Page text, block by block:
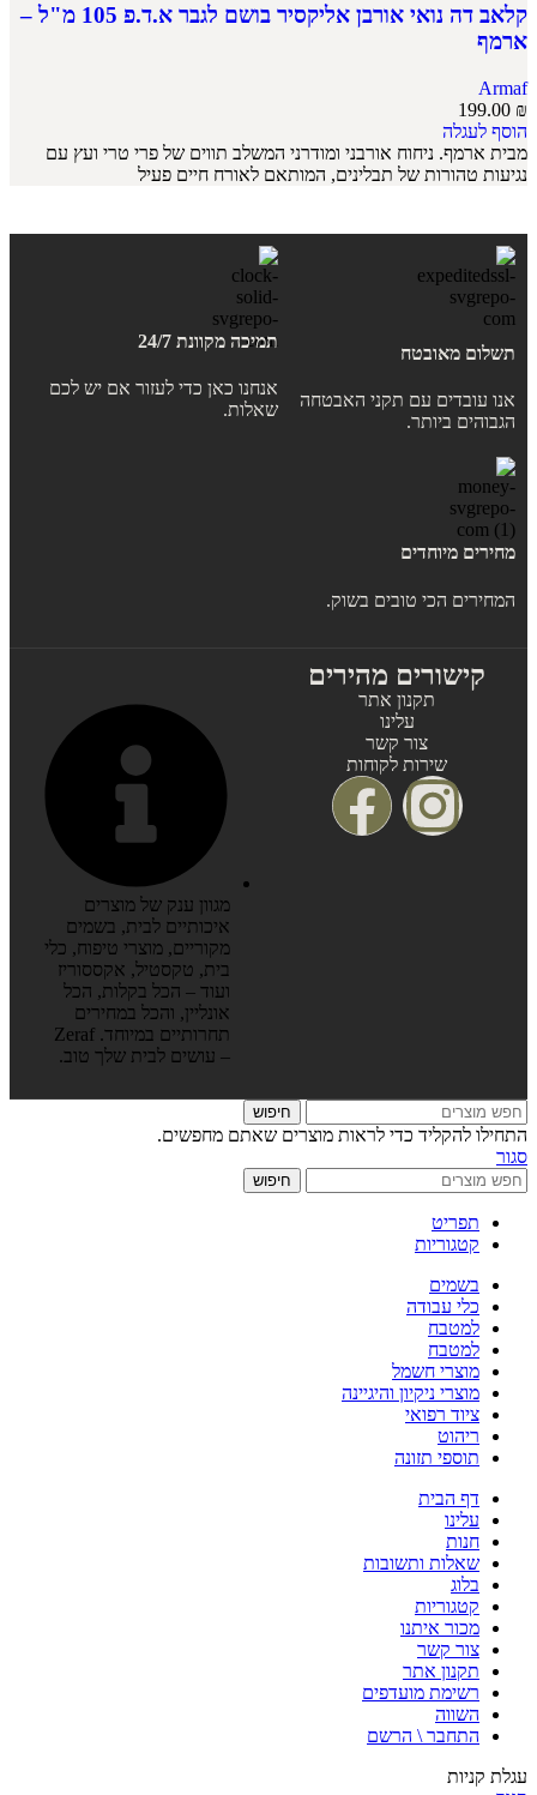
קלאב דה נואי אורבן אליקסיר בושם לגבר א.ד.פ 105 מ"ל –
ארמף
Armaf
199.00 ₪
הוסף לעגלה
מבית ארמף. ניחוח אורבני ומודרני המשלב תווים של פרי טרי ועץ עם
נגיעות טהורות של תבלינים, המותאם לאורח חיים פעיל
תשלום מאובטח
אנו עובדים עם תקני האבטחה
הגבוהים ביותר.
תמיכה מקוונת 24/7
אנחנו כאן כדי לעזור אם יש לכם
שאלות.
מחירים מיוחדים
המחירים הכי טובים בשוק.
קישורים מהירים
תקנון אתר
עלינו
צור קשר
שירות לקוחות
מגוון ענק של מוצרים
איכותיים לבית, בשמים
מקוריים, מוצרי טיפוח, כלי
בית, טקסטיל, אקססוריז
ועוד – הכל בקלות, הכל
אונליין, והכל במחירים
תחרותיים במיוחד. Zeraf
– עושים לבית שלך טוב.
חיפוש
התחילו להקליד כדי לראות מוצרים שאתם מחפשים.
סגור
חיפוש
תפריט
קטגוריות
בשמים
כלי עבודה
למטבח
למטבח
מוצרי חשמל
מוצרי ניקיון והיגיינה
ציוד רפואי
ריהוט
תוספי תזונה
דף הבית
עלינו
חנות
שאלות ותשובות
בלוג
קטגוריות
מכור איתנו
צור קשר
תקנון אתר
רשימת מועדפים
השווה
התחבר \ הרשם
עגלת קניות